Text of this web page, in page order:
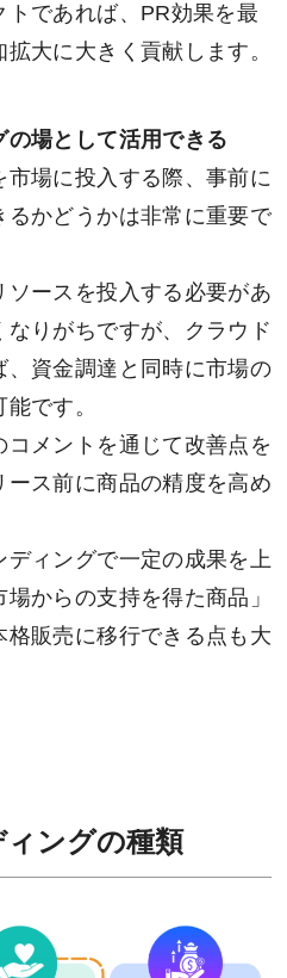
であれば、PR効果を最
大に大きく貢献します。
場として活用できる
場に投入する際、事前に
かどうかは非常に重要で
ースを投入する必要があ
なりがちですが、クラウド
、資金調達と同時に市場の
です。
メントを通じて改善点を
ース前に商品の精度を高め
ディングで一定の成果を上
からの支持を得た商品」
格販売に移行できる点も大
ングの種類